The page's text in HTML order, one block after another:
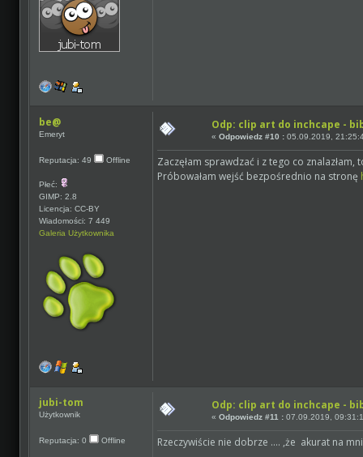
be@
Emeryt
Reputacja: 49 Offline
Płeć:
GIMP: 2.8
Licencja: CC-BY
Wiadomości: 7 449
Galeria Użytkownika
Odp: clip art do inchcape -
«Odpowiedz #10 : 05.09.2019,
Zaczęłam sprawdzać i z tego co
Próbowałam wejść bezpośrednio na stronę
jubi-tom
Użytkownik
Reputacja: 0 Offline
Odp: clip art do inchcape -
«Odpowiedz #11 : 07.09.2019,
Rzeczywiście nie dobrze .... ,że akurat na